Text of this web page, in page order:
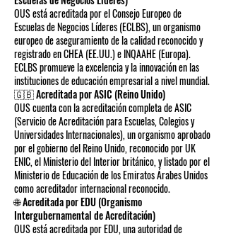
OUS está acreditada por el Consejo Europeo de
Escuelas de Negocios Líderes (ECLBS), un organismo
europeo de aseguramiento de la calidad reconocido y
registrado en CHEA (EE.UU.) e INQAAHE (Europa).
ECLBS promueve la excelencia y la innovación en las
instituciones de educación empresarial a nivel mundial.
🇬🇧 Acreditada por ASIC (Reino Unido)
OUS cuenta con la acreditación completa de ASIC
(Servicio de Acreditación para Escuelas, Colegios y
Universidades Internacionales), un organismo aprobado
por el gobierno del Reino Unido, reconocido por UK
ENIC, el Ministerio del Interior británico, y listado por el
Ministerio de Educación de los Emiratos Árabes Unidos
como acreditador internacional reconocido.
🌐 Acreditada por EDU (Organismo
Intergubernamental de Acreditación)
OUS está acreditada por EDU, una autoridad de